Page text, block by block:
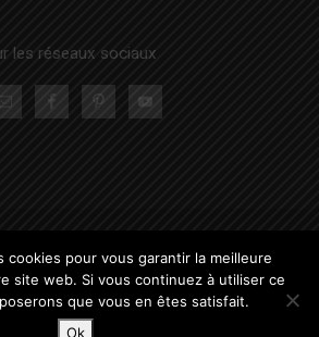
les réseaux sociaux
– Réalisé avec the Thème Customizr
cookies pour vous garantir la meilleure
site web. Si vous continuez à utiliser ce
que vous en êtes satisfait.
Ok